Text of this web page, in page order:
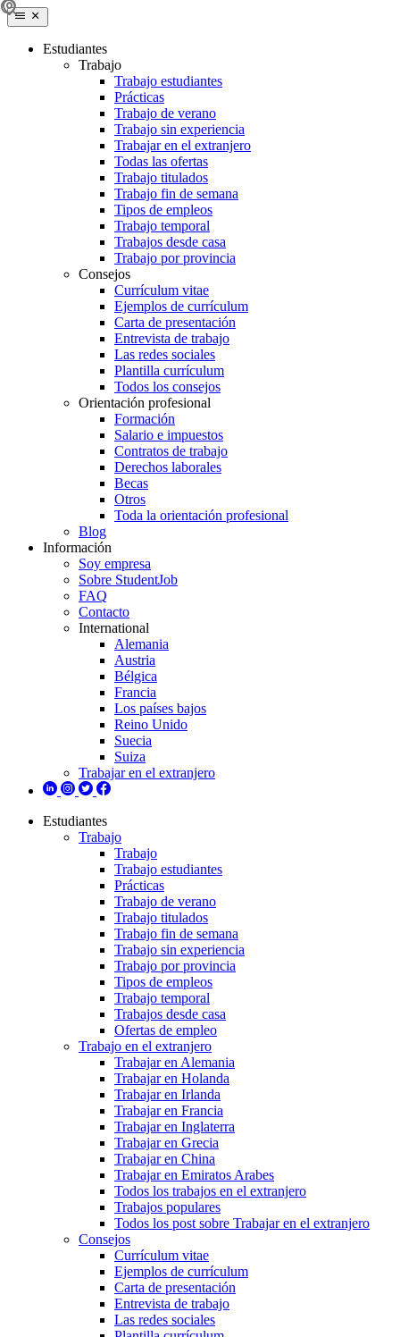
Estudiantes
Trabajo
Trabajo estudiantes
Prácticas
Trabajo de verano
Trabajo sin experiencia
Trabajar en el extranjero
Todas las ofertas
Trabajo titulados
Trabajo fin de semana
Tipos de empleos
Trabajo temporal
Trabajos desde casa
Trabajo por provincia
Consejos
Currículum vitae
Ejemplos de currículum
Carta de presentación
Entrevista de trabajo
Las redes sociales
Plantilla currículum
Todos los consejos
Orientación profesional
Formación
Salario e impuestos
Contratos de trabajo
Derechos laborales
Becas
Otros
Toda la orientación profesional
Blog
Información
Soy empresa
Sobre StudentJob
FAQ
Contacto
International
Alemania
Austria
Bélgica
Francia
Los países bajos
Reino Unido
Suecia
Suiza
Trabajar en el extranjero
Estudiantes
Trabajo
Trabajo
Trabajo estudiantes
Prácticas
Trabajo de verano
Trabajo titulados
Trabajo fin de semana
Trabajo sin experiencia
Trabajo por provincia
Tipos de empleos
Trabajo temporal
Trabajos desde casa
Ofertas de empleo
Trabajo en el extranjero
Trabajar en Alemania
Trabajar en Holanda
Trabajar en Irlanda
Trabajar en Francia
Trabajar en Inglaterra
Trabajar en Grecia
Trabajar en China
Trabajar en Emiratos Arabes
Todos los trabajos en el extranjero
Trabajos populares
Todos los post sobre Trabajar en el extranjero
Consejos
Currículum vitae
Ejemplos de currículum
Carta de presentación
Entrevista de trabajo
Las redes sociales